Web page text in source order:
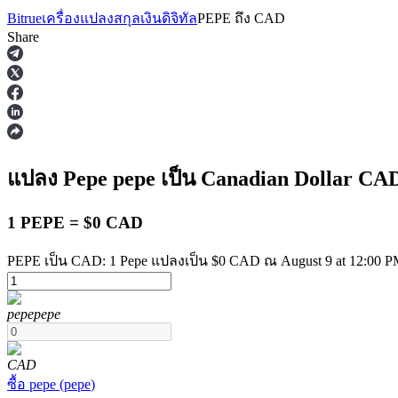
ฟิวเจอร์ส
ฟิวเจอร์ส USDT
Bitrueเครื่องแปลงสกุลเงินดิจิทัลPEPE ถึง CAD
Share
แปลง Pepe pepe เป็น Canadian Dollar
1 PEPE = $0 CAD
PEPE เป็น CAD: 1 Pepe แปลงเป็น $0 CAD ณ August 9 at 12:00
pepepepe
CAD
ซื้อ pepe (pepe)